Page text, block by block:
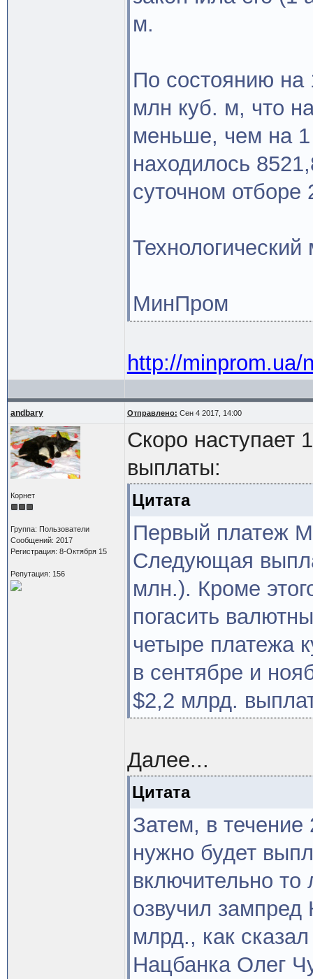
м.
По состоянию на
млн куб. м, что
меньше, чем на 1
находилось
суточном
МинПром
http://minprom.ua/
andbary Отправлено: Сен 4 2017, 14:00
Корнет
Группа: Пользователи
Сообщений: 2017
Регистрация: 8-Октября 15
Репутация: 156
Скоро наступает
выплаты:
Цитата
Первый платеж
Следующая
млн.). Кроме
погасить
четыре платежа
в сентябре и
$2,2 млрд.
Далее...
Цитата
Затем, в течение
нужно будет
включительно
озвучил
млрд., как
Нацбанка Олег